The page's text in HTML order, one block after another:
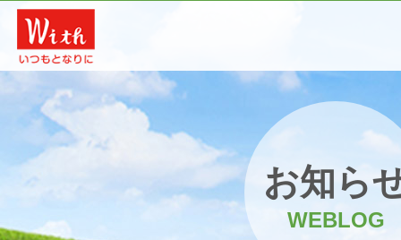
お知ら
WEBLOG